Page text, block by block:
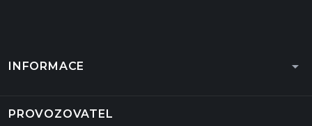
INFORMACE arrow_drop_down
PROVOZOVATEL